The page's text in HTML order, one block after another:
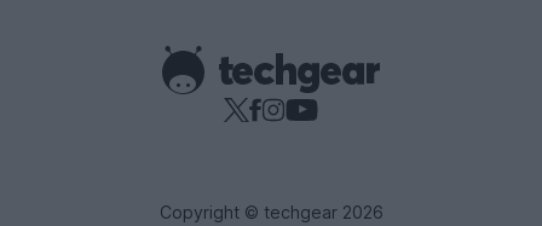
Copyright © techgear 2026